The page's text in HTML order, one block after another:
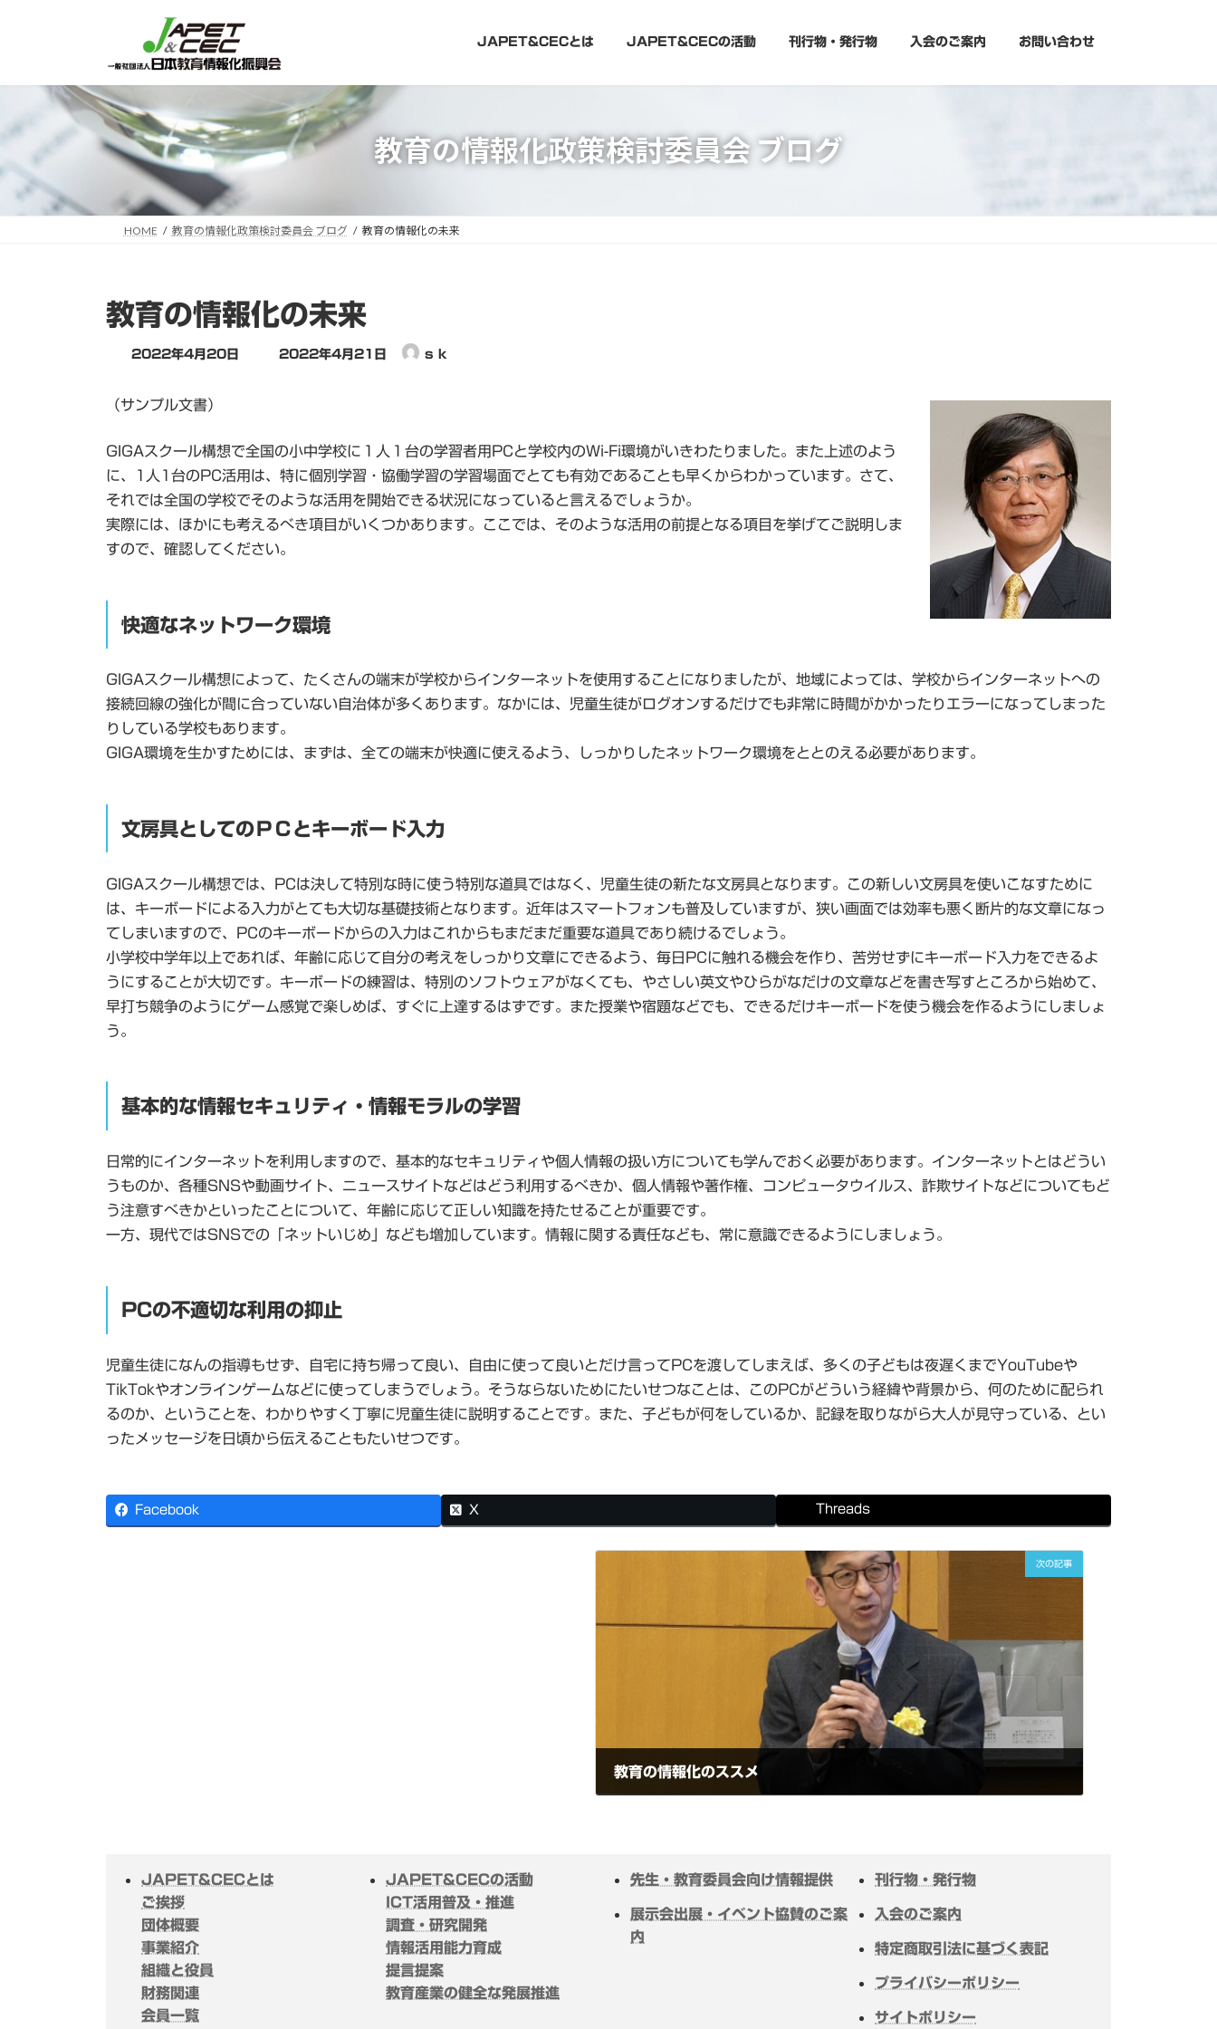
ス
キ
ン
に
JAPET&CECとは JAPET&CECの活動 刊行物・発行物 入会のご案内 お問い合わせ
教育の情報化政策検討委員会 ブログ
HOME 教育の情報化政策検討委員会 ブログ 教育の情報化の未来
教育の情報化の未来
2022年4月20日
最
時
:
2022年4月21日 s k
（サンプル文書）
GIGAスクール構想で全国の小中学校に１人１台の学習者用PCと学校内のWi-Fi環境がいきわたりました。また上述のよう
に、1人1台のPC活用は、特に個別学習・協働学習の学習場面でとても有効であることも早くからわかっています。さて、
それでは全国の学校でそのような活用を開始できる状況になっていると言えるでしょうか。
実際には、ほかにも考えるべき項目がいくつかあります。ここでは、そのような活用の前提となる項目を挙げてご説明しま
すので、確認してください。
快適なネットワーク環境
GIGAスクール構想によって、たくさんの端末が学校からインターネットを使用することになりましたが、地域によっては、学校からインターネットへの
接続回線の強化が間に合っていない自治体が多くあります。なかには、児童生徒がログオンするだけでも非常に時間がかかったりエラーになってしまった
りしている学校もあります。
GIGA環境を生かすためには、まずは、全ての端末が快適に使えるよう、しっかりしたネットワーク環境をととのえる必要があります。
文房具としてのＰＣとキーボード入力
GIGAスクール構想では、PCは決して特別な時に使う特別な道具ではなく、児童生徒の新たな文房具となります。この新しい文房具を使いこなすために
は、キーボードによる入力がとても大切な基礎技術となります。近年はスマートフォンも普及していますが、狭い画面では効率も悪く断片的な文章になっ
てしまいますので、PCのキーボードからの入力はこれからもまだまだ重要な道具であり続けるでしょう。
小学校中学年以上であれば、年齢に応じて自分の考えをしっかり文章にできるよう、毎日PCに触れる機会を作り、苦労せずにキーボード入力をできるよ
うにすることが大切です。キーボードの練習は、特別のソフトウェアがなくても、やさしい英文やひらがなだけの文章などを書き写すところから始めて、
早打ち競争のようにゲーム感覚で楽しめば、すぐに上達するはずです。また授業や宿題などでも、できるだけキーボードを使う機会を作るようにしましょ
う。
基本的な情報セキュリティ・情報モラルの学習
日常的にインターネットを利用しますので、基本的なセキュリティや個人情報の扱い方についても学んでおく必要があります。インターネットとはどうい
うものか、各種SNSや動画サイト、ニュースサイトなどはどう利用するべきか、個人情報や著作権、コンピュータウイルス、詐欺サイトなどについてもど
う注意すべきかといったことについて、年齢に応じて正しい知識を持たせることが重要です。
一方、現代ではSNSでの「ネットいじめ」なども増加しています。情報に関する責任なども、常に意識できるようにしましょう。
PCの不適切な利用の抑止
児童生徒になんの指導もせず、自宅に持ち帰って良い、自由に使って良いとだけ言ってPCを渡してしまえば、多くの子どもは夜遅くまでYouTubeや
TikTokやオンラインゲームなどに使ってしまうでしょう。そうならないためにたいせつなことは、このPCがどういう経緯や背景から、何のために配られ
るのか、ということを、わかりやすく丁寧に児童生徒に説明することです。また、子どもが何をしているか、記録を取りながら大人が見守っている、とい
ったメッセージを日頃から伝えることもたいせつです。
Facebook X Threads
次の記事
教育の情報化のススメ
JAPET&CECとは
ご挨拶
団体概要
事業紹介
組織と役員
財務関連
会員一覧
JAPET&CECの活動
ICT活用普及・推進
調査・研究開発
情報活用能力育成
提言提案
教育産業の健全な発展推進
先生・教育委員会向け情報提供
展示会出展・イベント協賛のご案
内
刊行物・発行物
入会のご案内
特定商取引法に基づく表記
プライバシーポリシー
サイトポリシー